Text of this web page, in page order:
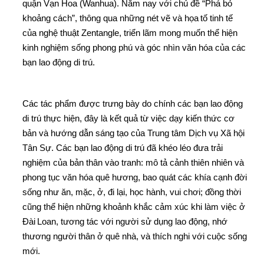
quận Vạn Hoa (Wanhua). Năm nay với chủ đề “Phá bỏ
khoảng cách”, thông qua những nét vẽ và họa tố tinh tế
của nghệ thuật Zentangle, triển lãm mong muốn thể hiện
kinh nghiệm sống phong phú và góc nhìn văn hóa của các
bạn lao động di trú.
Các tác phẩm được trưng bày do chính các bạn lao động
di trú thực hiện, đây là kết quả từ việc dạy kiến thức cơ
bản và hướng dẫn sáng tạo của Trung tâm Dịch vụ Xã hội
Tân Sự. Các bạn lao động di trú đã khéo léo đưa trải
nghiệm của bản thân vào tranh: mô tả cảnh thiên nhiên và
phong tục văn hóa quê hương, bao quát các khía cạnh đời
sống như ăn, mặc, ở, đi lại, học hành, vui chơi; đồng thời
cũng thể hiện những khoảnh khắc cảm xúc khi làm việc ở
Đài Loan, tương tác với người sử dụng lao động, nhớ
thương người thân ở quê nhà, và thích nghi với cuộc sống
mới.